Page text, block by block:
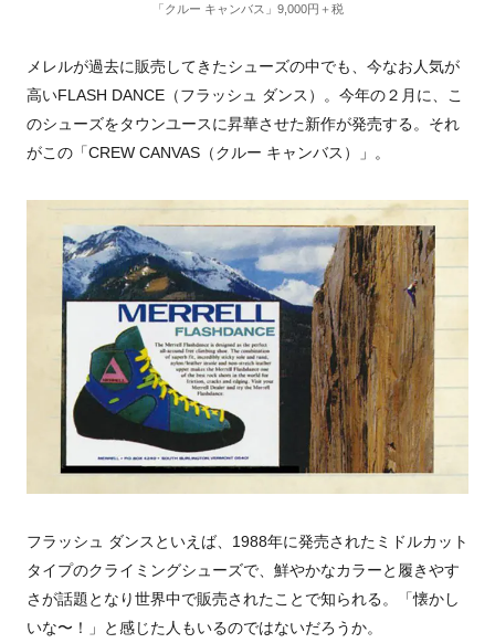
「クルー キャンバス」9,000円＋税
メレルが過去に販売してきたシューズの中でも、今なお人気が
高いFLASH DANCE （フラッシュ ダンス）。今年の２月に、こ
のシューズをタウンユースに昇華させた新作が発売する。それ
がこの「CREW CANVAS （クルー キャンバス）」。
フラッシュ ダンスといえば、 1988年に発売されたミドルカット
タイプのクライミングシューズで、鮮やかなカラーと履きやす
さが話題となり世界中で販売されたことで知られる。「懐かし
いな〜！」と感じた人もいるのではないだろうか。